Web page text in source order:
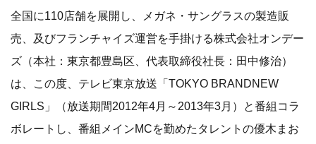
全国に110店舗を展開し、メガネ・サングラスの製造販
売、及びフランチャイズ運営を手掛ける株式会社オンデー
ズ（本社：東京都豊島区、代表取締役社長：田中修治）
は、この度、テレビ東京放送「TOKYO BRANDNEW
GIRLS」（放送期間2012年4月～2013年3月）と番組コラ
ボレートし、番組メインMCを勤めたタレントの優木まお